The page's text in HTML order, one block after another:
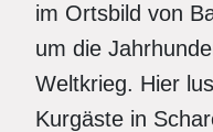
im Ortsbild von
um die
Weltkrieg. Hier
Kurgäste in